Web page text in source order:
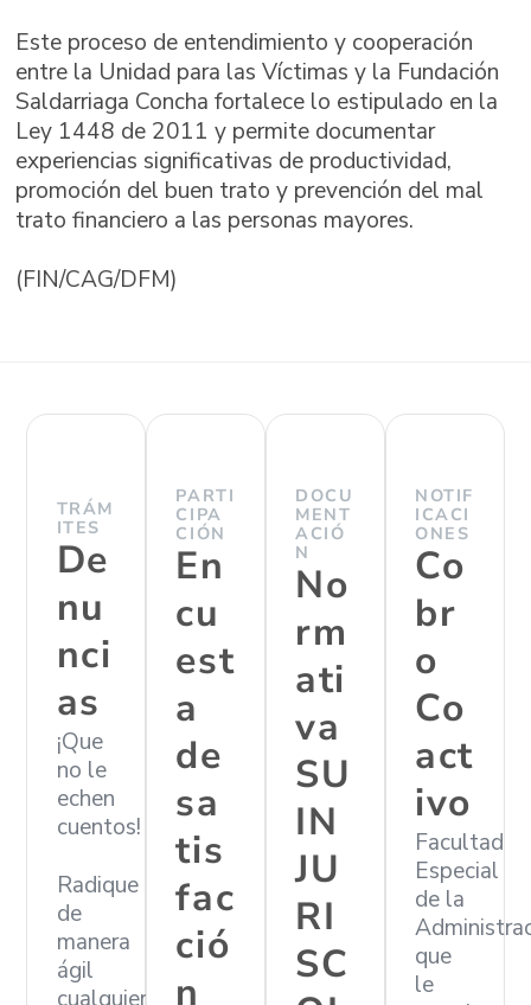
Este proceso de entendimiento y cooperación
entre la Unidad para las Víctimas y la Fundación
Saldarriaga Concha fortalece lo estipulado en la
Ley 1448 de 2011 y permite documentar
experiencias significativas de productividad,
promoción del buen trato y prevención del mal
trato financiero a las personas mayores.
(FIN/CAG/DFM)
TRÁM
ITES
De
nu
nci
as
¡Que
no le
echen
cuentos!
Radique
de
manera
ágil
PARTI
CIPA
CIÓN
En
cu
est
a
de
sa
tis
fac
ció
n
DOCU
MENT
ACIÓ
N
No
rm
ati
va
SU
IN
JU
RI
SC
NOTIF
ICACI
ONES
Co
br
o
Co
act
ivo
Facultad
Especial
de la
que
le